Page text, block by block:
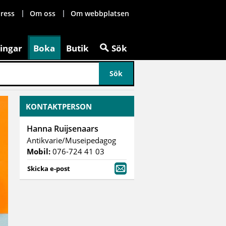
Om oss Om webbplatsen
Boka Butik Sök
KONTAKTPERSON
Hanna Ruijsenaars
Antikvarie/Museipedagog
Mobil: 076-724 41 03
Skicka e-post